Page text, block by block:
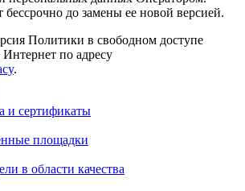
бессрочно до замены ее новой версией.
Политики в свободном доступе
по адресу
.
и сертификаты
площадки
в области качества